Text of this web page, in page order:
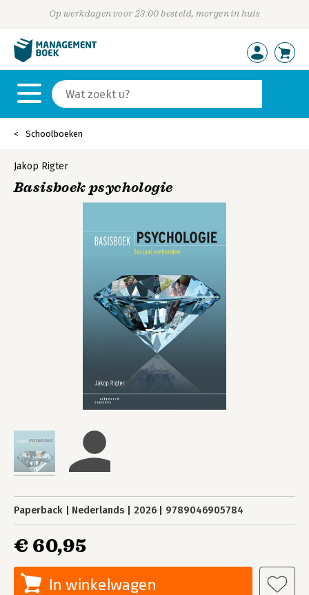
Op werkdagen voor 23:00 besteld, morgen in huis
Schoolboeken
Jakop Rigter
Basisboek psychologie
Paperback Nederlands 2026 9789046905784
€ 60,95
In winkelwagen